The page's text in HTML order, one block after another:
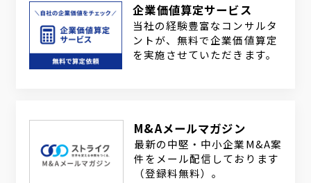
企業価値算定サービス
当社の経験豊富なコンサルタ
ントが、無料で企業価値算定
を実施させていただきます。
M&Aメールマガジン
最新の中堅・中小企業M&A案
件をメール配信しております
（登録料無料）。